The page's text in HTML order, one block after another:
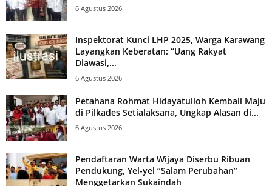
6 Agustus 2026
Inspektorat Kunci LHP 2025, Warga Karawang
Layangkan Keberatan: “Uang Rakyat
Diawasi,...
6 Agustus 2026
Petahana Rohmat Hidayatulloh Kembali Maju
di Pilkades Setialaksana, Ungkap Alasan di...
6 Agustus 2026
Pendaftaran Warta Wijaya Diserbu Ribuan
Pendukung, Yel-yel “Salam Perubahan”
Menggetarkan Sukaindah